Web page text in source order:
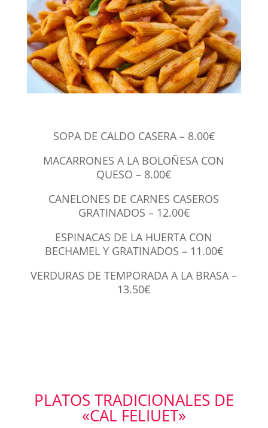
SOPA DE CALDO CASERA – 8.00€
MACARRONES A LA BOLOÑESA CON
QUESO – 8.00€
CANELONES DE CARNES CASEROS
GRATINADOS – 12.00€
ESPINACAS DE LA HUERTA CON
BECHAMEL Y GRATINADOS – 11.00€
VERDURAS DE TEMPORADA A LA BRASA –
13.50€
PLATOS TRADICIONALES DE
«CAL FELIUET»